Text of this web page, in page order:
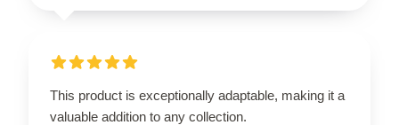
This product is exceptionally adaptable, making it a
valuable addition to any collection.